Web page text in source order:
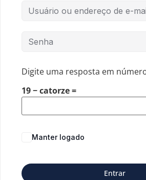
Digite uma resposta em
19 − catorze =
Manter logado
Entrar